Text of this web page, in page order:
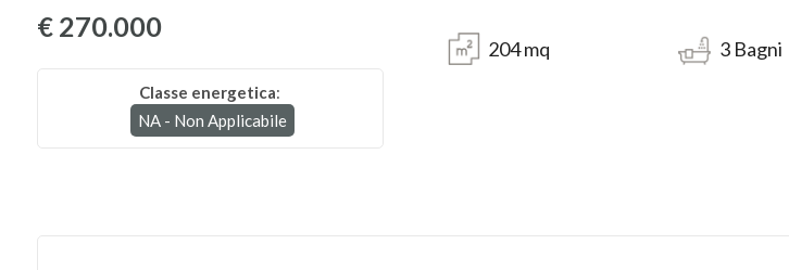
€ 270.000
Classe energetica:
NA - Non Applicabile
204mq 3Bagni
Qualsiasi
Commerciali